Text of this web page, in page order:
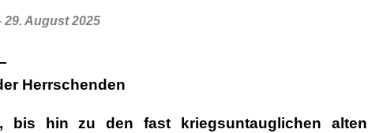
August 2025
Herrschenden
bis hin zu den fast kriegsuntauglichen alten